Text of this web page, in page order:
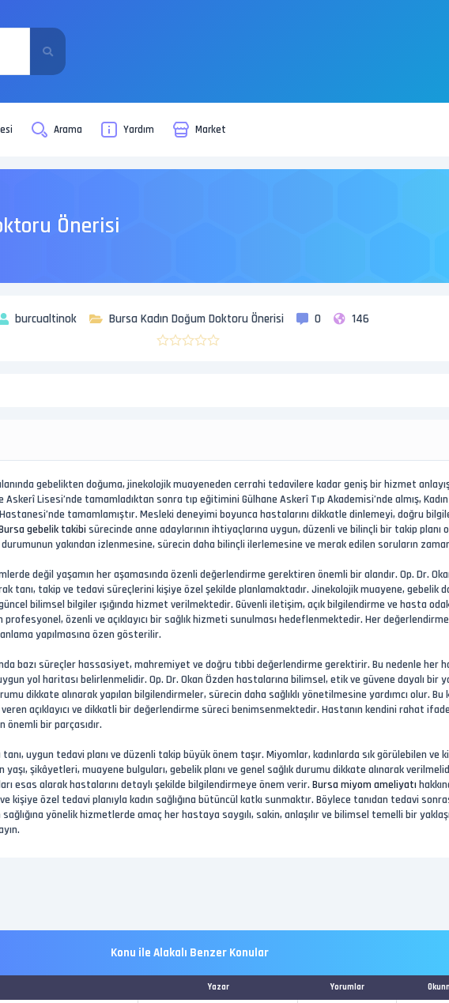
Arama Yardım Market
Önerisi
burcualtinok Bursa Kadın Doğum Doktoru Önerisi 0 146
gebelikten doğuma, jinekolojik muayeneden cerrahi tedavilere kadar geniş bir hizmet
Lisesi’nde tamamladıktan sonra tıp eğitimini Gülhane Askerî Tıp Akademisi’nde almış,
tamamlamıştır. Mesleki deneyimi boyunca hastalarını dikkatle dinlemeyi, doğru
gebelik takibi sürecinde anne adaylarının ihtiyaçlarına uygun, düzenli ve bilinçli bir takip planı
yakından izlenmesine, sürecin daha bilinçli ilerlemesine ve merak edilen soruların
değil yaşamın her aşamasında özenli değerlendirme gerektiren önemli bir alandır. Op. Dr.
tanı, takip ve tedavi süreçlerini kişiye özel şekilde planlamaktadır. Jinekolojik muayene, gebelik
bilimsel bilgiler ışığında hizmet verilmektedir. Güvenli iletişim, açık bilgilendirme ve hasta
profesyonel, özenli ve açıklayıcı bir sağlık hizmeti sunulması hedeflenmektedir. Her
yapılmasına özen gösterilir.
bazı süreçler hassasiyet, mahremiyet ve doğru tıbbi değerlendirme gerektirir. Bu nedenle her
yol haritası belirlenmelidir. Op. Dr. Okan Özden hastalarına bilimsel, etik ve güvene dayalı bir
dikkate alınarak yapılan bilgilendirmeler, sürecin daha sağlıklı yönetilmesine yardımcı olur. Bu
açıklayıcı ve dikkatli bir değerlendirme süreci benimsenmektedir. Hastanın kendini rahat
önemli bir parçasıdır.
uygun tedavi planı ve düzenli takip büyük önem taşır. Miyomlar, kadınlarda sık görülebilen
yaşı, şikâyetleri, muayene bulguları, gebelik planı ve genel sağlık durumu dikkate alınarak
esas alarak hastalarını detaylı şekilde bilgilendirmeye önem verir. Bursa miyom ameliyatı
kişiye özel tedavi planıyla kadın sağlığına bütüncül katkı sunmaktır. Böylece tanıdan tedavi
sağlığına yönelik hizmetlerde amaç her hastaya saygılı, sakin, anlaşılır ve bilimsel temelli bir
Konu ile Alakalı Benzer Konular
Yazar Yorumlar